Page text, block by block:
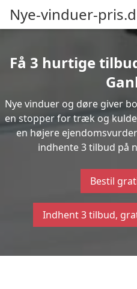
Nye-vinduer-
Få 3 hurtige
Nye vinduer og døre giver
en stopper for træk og
en højere
indhente 3 tilbud på
Bestil
Indhent 3 tilbud,